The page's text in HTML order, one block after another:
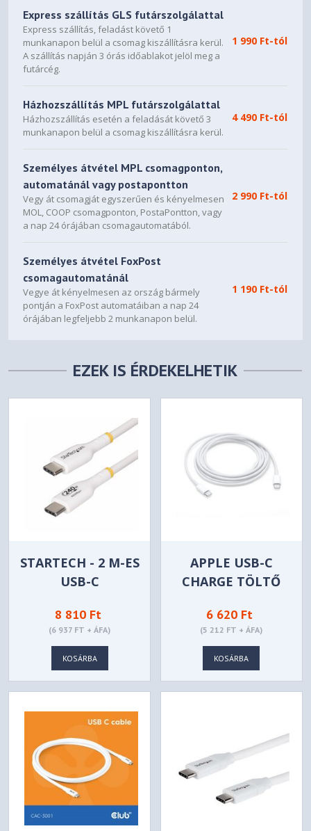
Express szállítás GLS futárszolgálattal
Express szállítás, feladást követő 1
munkanapon belül a csomag kiszállításra kerül.
A szállítás napján 3 órás időablakot jelöl meg a
futárcég.
1 990 Ft-tól
Házhozszállítás MPL futárszolgálattal
Házhozszállítás esetén a feladását követő 3
munkanapon belül a csomag kiszállításra kerül.
4 490 Ft-tól
Személyes átvétel MPL csomagponton,
automatánál vagy postapontton
Vegy át csomagját egyszerűen és kényelmesen
MOL, COOP csomagponton, PostaPontton, vagy
a nap 24 órájában csomagautomatából.
2 990 Ft-tól
Személyes átvétel FoxPost
csomagautomatánál
Vegye át kényelmesen az ország bármely
pontján a FoxPost automatáiban a nap 24
órájában legfeljebb 2 munkanapon belül.
1 190 Ft-tól
EZEK IS ÉRDEKELHETIK
STARTECH - 2 M-ES
USB-C
USB2EPR2MW
8 810 Ft
(6 937 FT + ÁFA)
KOSÁRBA
APPLE USB-C
CHARGE TÖLTŐ
MLL82ZM/A"
6 620 Ft
(5 212 FT + ÁFA)
KOSÁRBA